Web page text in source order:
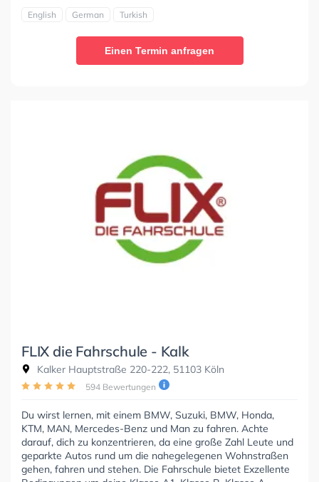
English German Turkish
Einen Termin anfragen
FLIX die Fahrschule - Kalk
Kalker Hauptstraße 220-222, 51103 Köln
594 Bewertungen
Du wirst lernen, mit einem BMW, Suzuki, BMW, Honda,
KTM, MAN, Mercedes-Benz und Man zu fahren. Achte
darauf, dich zu konzentrieren, da eine große Zahl Leute und
geparkte Autos rund um die nahegelegenen Wohnstraßen
gehen, fahren und stehen. Die Fahrschule bietet Exzellente